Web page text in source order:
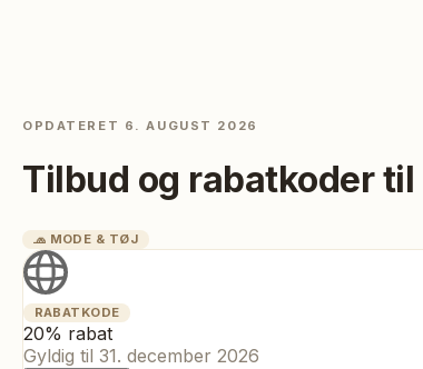
OPDATERET 6. AUGUST 2026
Tilbud og rabatkoder til
🧢 MODE & TØJ
RABATKODE
20% rabat
Gyldig til 31. december 2026